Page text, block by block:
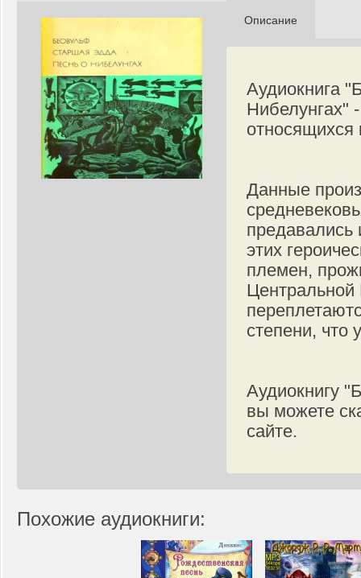
Описание
Аудиокнига
Нибелунгах"
относящихся
Данные
предавались
этих
племен,
степени, что
Аудиокнигу
вы можете
сайте.
Похожие аудиокниги: